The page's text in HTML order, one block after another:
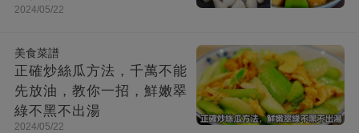
2024/05/22
美食菜譜
正確炒絲瓜方法，千萬不能
先放油，教你一招，鮮嫩翠
綠不黑不出湯
2024/05/22